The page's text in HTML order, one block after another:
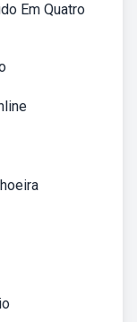
Em Quatro